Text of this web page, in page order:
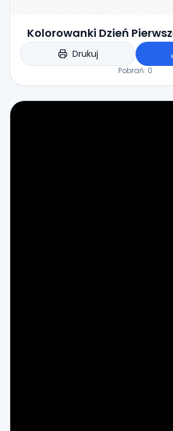
Kolorowanki Dzień
Drukuj
Pobrań: 0